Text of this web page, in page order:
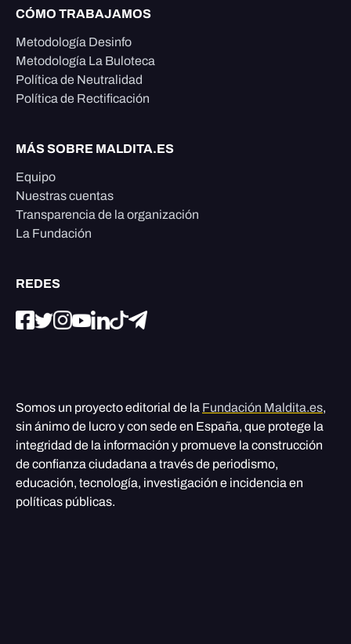
CÓMO TRABAJAMOS
Metodología Desinfo
Metodología La Buloteca
Política de Neutralidad
Política de Rectificación
MÁS SOBRE MALDITA.ES
Equipo
Nuestras cuentas
Transparencia de la organización
La Fundación
REDES
Somos un proyecto editorial de la Fundación Maldita.es,
sin ánimo de lucro y con sede en España, que protege la
integridad de la información y promueve la construcción
de confianza ciudadana a través de periodismo,
educación, tecnología, investigación e incidencia en
políticas públicas.